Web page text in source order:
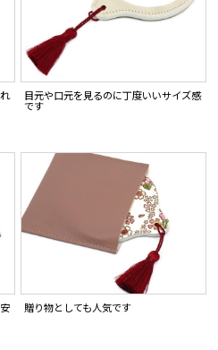
目元や口元を見るのに丁度いいサイズ感
です
贈り物としても人気です